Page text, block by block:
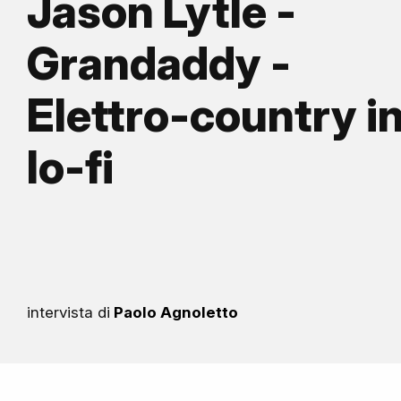
Jason Lytle -
Grandaddy -
Elettro-country
lo-fi
intervista di Paolo Agnoletto